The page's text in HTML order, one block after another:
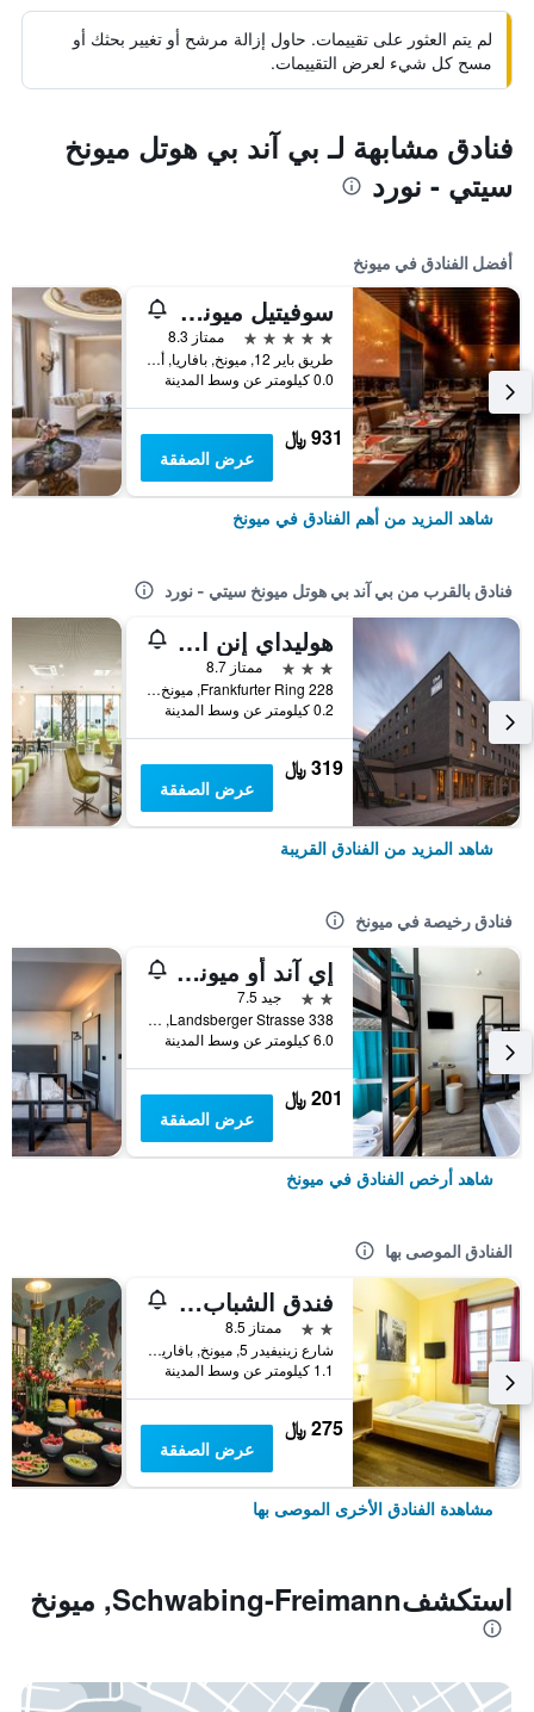
لم يتم العثور على تقييمات. حاول إزالة مرشح أو تغيير بحثك أو
مسح كل شيء لعرض التقييمات.
فنادق مشابهة لـ بي آند بي هوتل ميونخ
سيتي - نورد
أفضل الفنادق في ميونخ
سوفيتيل ميونيخ بايربوست
5 نجوم
ممتاز 8.3
طريق باير 12, ميونخ, بافاريا, ألمانيا
0.0 كيلومتر عن وسط المدينة
931 ﷼
عرض الصفقة
شاهد المزيد من أهم الفنادق في ميونخ
فنادق بالقرب من بي آند بي هوتل ميونخ سيتي - نورد
هوليداي إنن ا تي اإن او،ي لوكو ميونيتش نمورث باي آيتش جي
3 نجوم
ممتاز 8.7
Frankfurter Ring 228, ميونخ, بافاريا, ألمانيا
0.2 كيلومتر عن وسط المدينة
319 ﷼
عرض الصفقة
شاهد المزيد من الفنادق القريبة
فنادق رخيصة في ميونخ
إي آند أو ميونيخ لايم
2 نجمتين
جيد 7.5
Landsberger Strasse 338, ميونخ, بافاريا, ألمانيا
6.0 كيلومتر عن وسط المدينة
201 ﷼
عرض الصفقة
شاهد أرخص الفنادق في ميونخ
الفنادق الموصى بها
فندق الشباب يورو ميونيخ
2 نجمتين
ممتاز 8.5
شارع زينيفيدر 5, ميونخ, بافاريا, ألمانيا
1.1 كيلومتر عن وسط المدينة
275 ﷼
عرض الصفقة
مشاهدة الفنادق الأخرى الموصى بها
استكشفSchwabing-Freimann, ميونخ